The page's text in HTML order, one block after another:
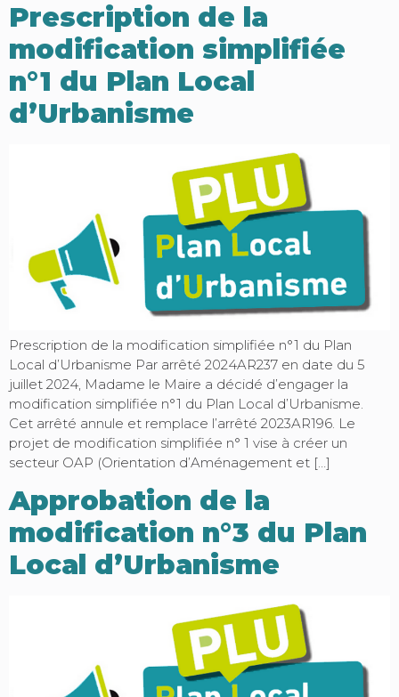
Prescription de la
modification simplifiée
n°1 du Plan Local
d’Urbanisme
Prescription de la modification simplifiée n°1 du Plan
Local d’Urbanisme Par arrêté 2024AR237 en date du 5
juillet 2024, Madame le Maire a décidé d’engager la
modification simplifiée n°1 du Plan Local d’Urbanisme.
Cet arrêté annule et remplace l’arrêté 2023AR196. Le
projet de modification simplifiée n° 1 vise à créer un
secteur OAP (Orientation d’Aménagement et […]
Approbation de la
modification n°3 du Plan
Local d’Urbanisme